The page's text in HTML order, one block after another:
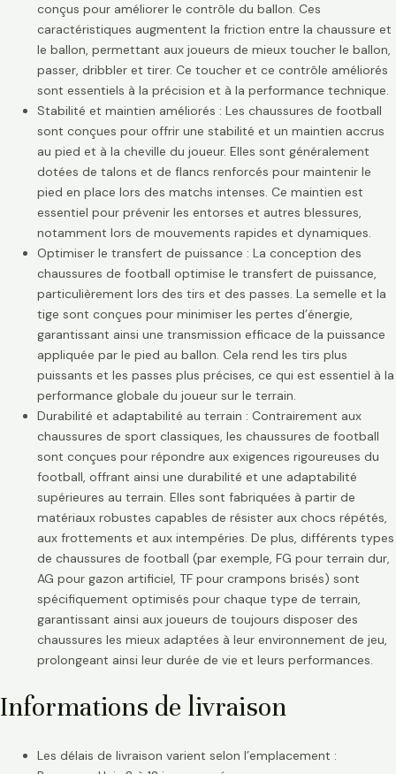
conçus pour améliorer le contrôle du ballon. Ces
caractéristiques augmentent la friction entre la chaussure et
le ballon, permettant aux joueurs de mieux toucher le ballon,
passer, dribbler et tirer. Ce toucher et ce contrôle améliorés
sont essentiels à la précision et à la performance technique.
Stabilité et maintien améliorés : Les chaussures de football
sont conçues pour offrir une stabilité et un maintien accrus
au pied et à la cheville du joueur. Elles sont généralement
dotées de talons et de flancs renforcés pour maintenir le
pied en place lors des matchs intenses. Ce maintien est
essentiel pour prévenir les entorses et autres blessures,
notamment lors de mouvements rapides et dynamiques.
Optimiser le transfert de puissance : La conception des
chaussures de football optimise le transfert de puissance,
particulièrement lors des tirs et des passes. La semelle et la
tige sont conçues pour minimiser les pertes d’énergie,
garantissant ainsi une transmission efficace de la puissance
appliquée par le pied au ballon. Cela rend les tirs plus
puissants et les passes plus précises, ce qui est essentiel à la
performance globale du joueur sur le terrain.
Durabilité et adaptabilité au terrain : Contrairement aux
chaussures de sport classiques, les chaussures de football
sont conçues pour répondre aux exigences rigoureuses du
football, offrant ainsi une durabilité et une adaptabilité
supérieures au terrain. Elles sont fabriquées à partir de
matériaux robustes capables de résister aux chocs répétés,
aux frottements et aux intempéries. De plus, différents types
de chaussures de football (par exemple, FG pour terrain dur,
AG pour gazon artificiel, TF pour crampons brisés) sont
spécifiquement optimisés pour chaque type de terrain,
garantissant ainsi aux joueurs de toujours disposer des
chaussures les mieux adaptées à leur environnement de jeu,
prolongeant ainsi leur durée de vie et leurs performances.
Informations de livraison
Les délais de livraison varient selon l’emplacement :